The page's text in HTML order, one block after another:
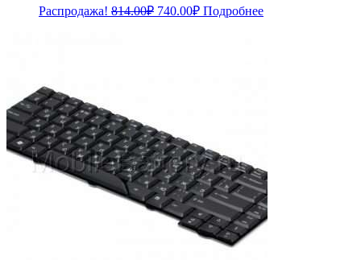
Распродажа! 814.00₽ Первоначальная
740.00₽Текущая
Подробнее